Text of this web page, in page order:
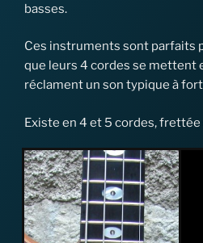
basses.
Ces instruments sont parfaits
que leurs 4 cordes se mettent
réclament un son typique à
Existe en 4 et 5 cordes,